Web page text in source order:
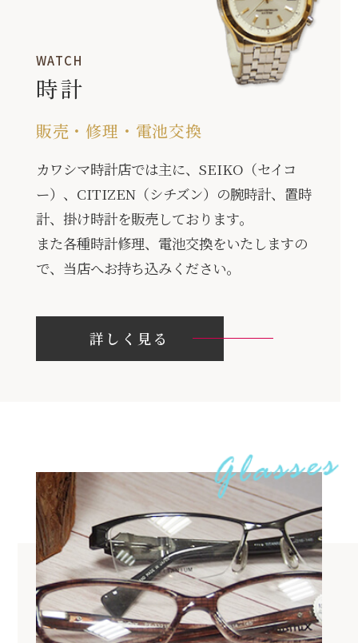
時計
販売・修理・電池交換
カワシマ時計店では主に、SEIKO（セイコ
ー）、CITIZEN（シチズン）の腕時計、置時
計、掛け時計を販売しております。
また各種時計修理、電池交換をいたしますの
で、当店へお持ち込みください。
詳しく見る